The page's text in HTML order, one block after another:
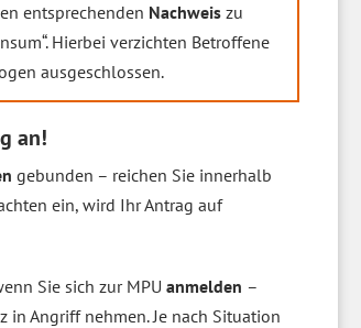
entsprechenden Nachweis zu
Hierbei verzichten Betroffene
ausgeschlossen.
an!
gebunden – reichen Sie innerhalb
ein, wird Ihr Antrag auf
Sie sich zur MPU anmelden –
in Angriff nehmen. Je nach Situation